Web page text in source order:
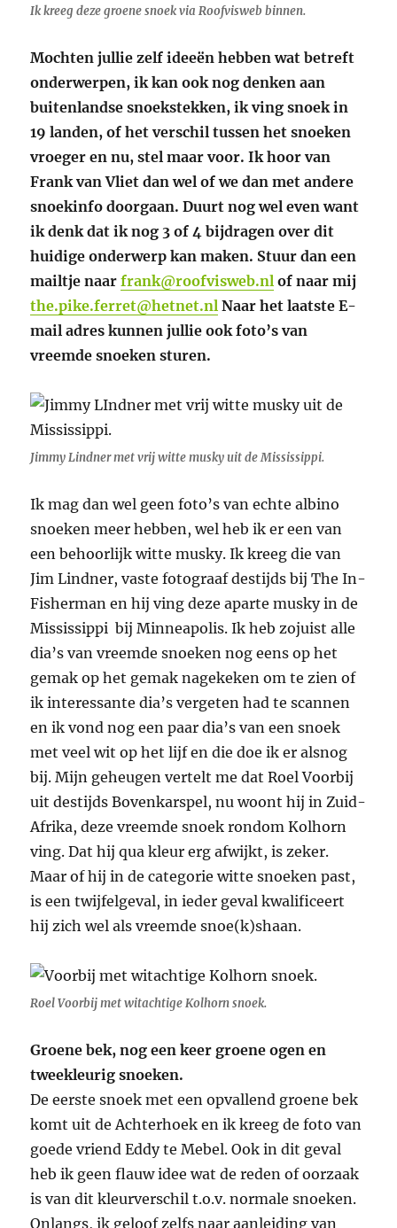
Ik kreeg deze groene snoek via Roofvisweb binnen.
Mochten jullie zelf ideeën hebben wat betreft
onderwerpen, ik kan ook nog denken aan
buitenlandse snoekstekken, ik ving snoek in
19 landen, of het verschil tussen het snoeken
vroeger en nu, stel maar voor. Ik hoor van
Frank van Vliet dan wel of we dan met andere
snoekinfo doorgaan. Duurt nog wel even want
ik denk dat ik nog 3 of 4 bijdragen over dit
huidige onderwerp kan maken. Stuur dan een
mailtje naarfrank@roofvisweb.nl of naar mij
the.pike.ferret@hetnet.nl Naar het laatste E-
mail adres kunnen jullie ook foto’s van
vreemde snoeken sturen.
Jimmy Lindner met vrij witte musky uit de Mississippi.
Ik mag dan wel geen foto’s van echte albino
snoeken meer hebben, wel heb ik er een van
een behoorlijk witte musky. Ik kreeg die van
Jim Lindner, vaste fotograaf destijds bij The In-
Fisherman en hij ving deze aparte musky in de
Mississippi bij Minneapolis. Ik heb zojuist alle
dia’s van vreemde snoeken nog eens op het
gemak op het gemak nagekeken om te zien of
ik interessante dia’s vergeten had te scannen
en ik vond nog een paar dia’s van een snoek
met veel wit op het lijf en die doe ik er alsnog
bij. Mijn geheugen vertelt me dat Roel Voorbij
uit destijds Bovenkarspel, nu woont hij in Zuid-
Afrika, deze vreemde snoek rondom Kolhorn
ving. Dat hij qua kleur erg afwijkt, is zeker.
Maar of hij in de categorie witte snoeken past,
is een twijfelgeval, in ieder geval kwalificeert
hij zich wel als vreemde snoe(k)shaan.
Roel Voorbij met witachtige Kolhorn snoek.
Groene bek, nog een keer groene ogen en
tweekleurig snoeken.
De eerste snoek met een opvallend groene bek
komt uit de Achterhoek en ik kreeg de foto van
goede vriend Eddy te Mebel. Ook in dit geval
heb ik geen flauw idee wat de reden of oorzaak
is van dit kleurverschil t.o.v. normale snoeken.
Onlangs, ik geloof zelfs naar aanleiding van